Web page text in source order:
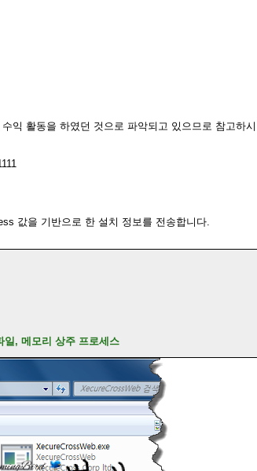
익 활동을 하였던 것으로 파악되고 있으므로 참고하시
값을 기반으로 한 설치 정보를 전송합니다.
일, 메모리 상주 프로세스